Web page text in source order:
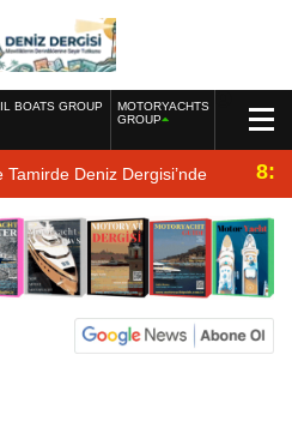
BOATS GROUP
MOTORYACHTS
GROUP
Deniz Dergisi’nde